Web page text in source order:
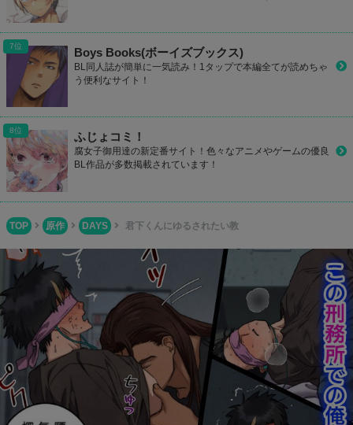
Boys Books(ボーイズブックス)
BL同人誌が簡単に一気読み！1タップで本編全てが読めちゃ
う便利なサイト！
ふじょコミ！
腐女子御用達の新定番サイト！色々なアニメやゲームの優良
BL作品が多数掲載されています！
TOP 原作 DAYS 君下くんにゆるされたい教